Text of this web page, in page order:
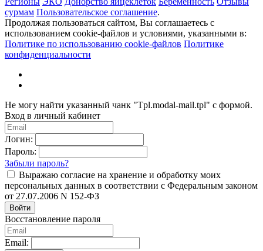
сурмам Пользовательское соглашение.
Продолжая пользоваться сайтом, Вы соглашаетесь с
использованием cookie-файлов и условиями, указанными в:
Политике по использованию cookie-файлов Политике
конфиденциальности
Не могу найти указанный чанк "Tpl.modal-mail.tpl" с формой.
Вход в личный кабинет
Логин:
Пароль:
Забыли пароль?
Выражаю согласие на хранение и обработку моих
персональных данных в соответствии с Федеральным законом
от 27.07.2006 N 152-ФЗ
Войти
Восстановление пароля
Email: